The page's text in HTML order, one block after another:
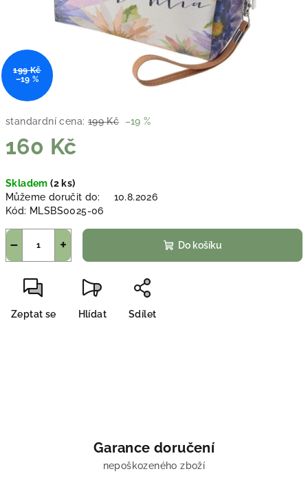
standardní cena: 199 Kč –19 %
160 Kč
cena:
Skladem(2 ks)
Můžeme doručit do:
10.8.2026
Kód: MLSBS0025-06
+
− Do košíku
Zeptat se Hlídat Sdílet
199 Kč
–19 %
Garance doručení
nepoškozeného zboží